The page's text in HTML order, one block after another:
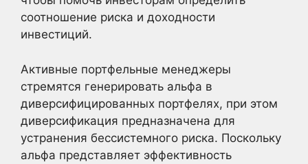
соотношение риска и доходности
инвестиций.
Активные портфельные менеджеры
стремятся генерировать альфа в
диверсифицированных портфелях, при этом
диверсификация предназначена для
устранения бессистемного риска. Поскольку
альфа представляет эффективность